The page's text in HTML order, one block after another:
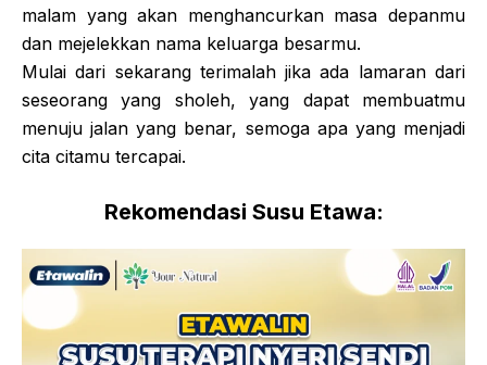
malam yang akan menghancurkan masa depanmu
dan mejelekkan nama keluarga besarmu.
Mulai dari sekarang terimalah jika ada lamaran dari
seseorang yang sholeh, yang dapat membuatmu
menuju jalan yang benar, semoga apa yang menjadi
cita citamu tercapai.
Rekomendasi Susu Etawa: